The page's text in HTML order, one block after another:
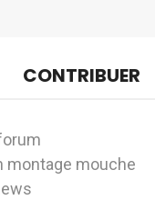
CONTRIBUER
montage mouche